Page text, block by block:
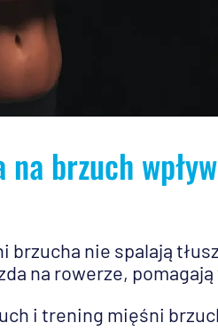
brzuch
nie spalają
na rowerze,
i trening mięśni